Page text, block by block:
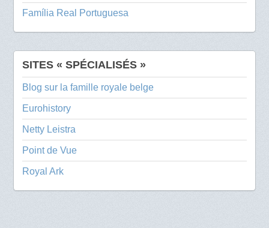
Família Real Portuguesa
SITES « SPÉCIALISÉS »
Blog sur la famille royale belge
Eurohistory
Netty Leistra
Point de Vue
Royal Ark